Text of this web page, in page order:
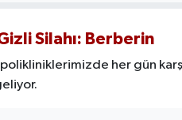
Silahı: Berberin
her gün